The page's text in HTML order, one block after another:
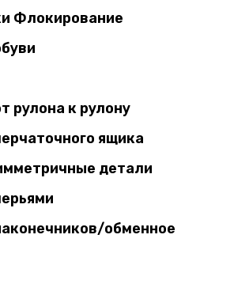
Флокирование
рулона к рулону
ящика
детали
обменное